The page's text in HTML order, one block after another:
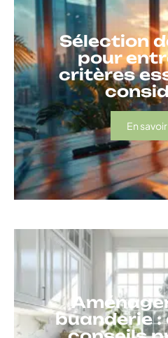
Sélection
pour
critères
En
buanderie